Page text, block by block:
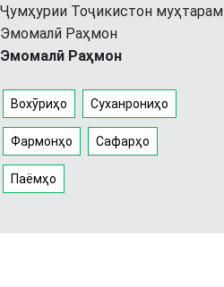
Ҷумҳурии Тоҷикистон муҳтарам
Эмомалӣ Раҳмон
Эмомалӣ Раҳмон
Вохӯриҳо Суханрониҳо
Фармонҳо Сафарҳо
Паёмҳо